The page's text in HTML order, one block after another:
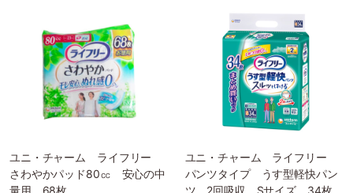
ユニ・チャーム ライフリー
さわやかパッド80㏄ 安心の中
量用 68枚
ユニ・チャーム ライフリー
パンツタイプ うす型軽快パン
ツ 2回吸収 Sサイズ 34枚